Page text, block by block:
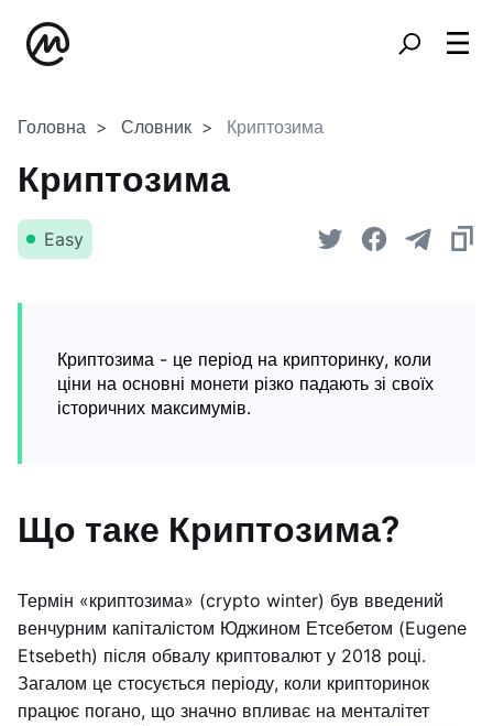
Головна Словник Криптозима
Криптозима
Easy
Криптозима - це період на крипторинку, коли
ціни на основні монети різко падають зі своїх
історичних максимумів.
Що таке Криптозима?
Термін «криптозима» (crypto winter) був введений
венчурним капіталістом Юджином Етсебетом (Eugene
Etsebeth) після обвалу криптовалют у 2018 році.
Загалом це стосується періоду, коли крипторинок
працює погано, що значно впливає на менталітет